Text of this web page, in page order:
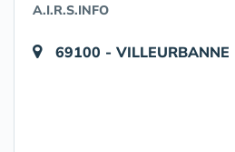
A.I.R.S.INFO
69100 - VILLEURBANNE